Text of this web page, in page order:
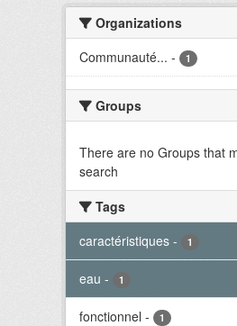
Organizations
Communauté... - 1
Groups
There are no Groups that
search
Tags
caractéristiques - 1
eau - 1
fonctionnel - 1